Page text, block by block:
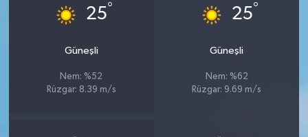
25°
Güneşli
Nem: %52
Rüzgar: 8.39 m/s
25°
Güneşli
Nem: %62
Rüzgar: 9.69 m/s